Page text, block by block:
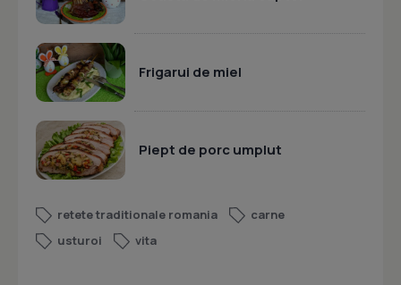
Frigarui de miel
Piept de porc umplut
retete traditionale romania
carne
usturoi
vita